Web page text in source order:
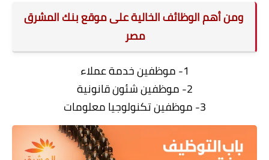
ومن أهم الوظائف الخالية على موقع بنك المشرق
مصر
1- موظفين خدمة عملاء
2- موظفين شئون قانونية
3- موظفين تكنولوجيا معلومات